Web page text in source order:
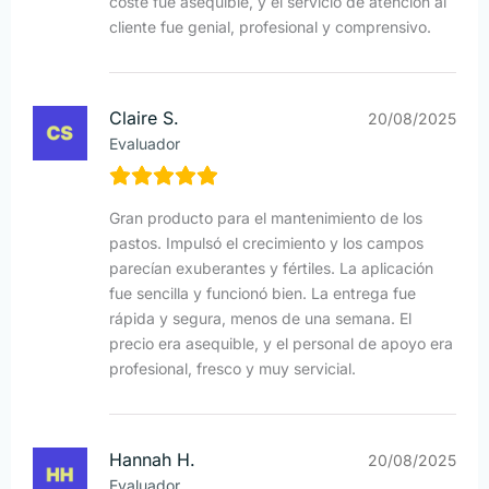
cliente fue genial, profesional y comprensivo.
Claire S.
Evaluador
20/08/2025
Gran producto para el mantenimiento de los
pastos. Impulsó el crecimiento y los campos
parecían exuberantes y fértiles. La aplicación
fue sencilla y funcionó bien. La entrega fue
rápida y segura, menos de una semana. El
precio era asequible, y el personal de apoyo era
profesional, fresco y muy servicial.
Hannah H. 20/08/2025